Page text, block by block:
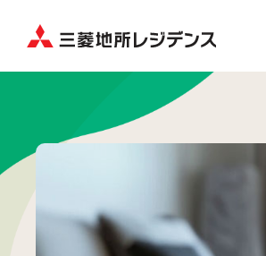
サステナブル